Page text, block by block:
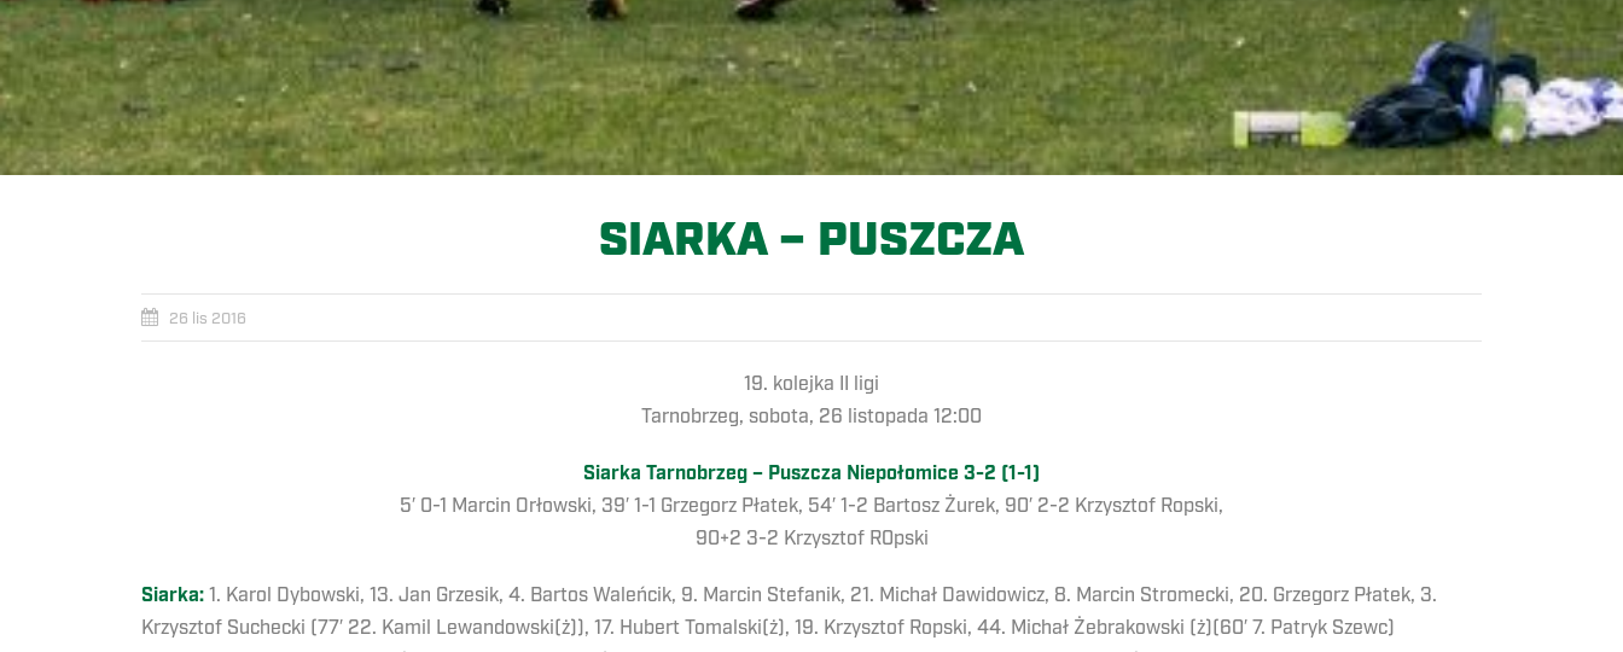
SIARKA – PUSZCZA
26 lis 2016
19. kolejka II ligi
Tarnobrzeg, sobota, 26 listopada 12:00
Siarka Tarnobrzeg – Puszcza Niepołomice 3-2 (1-1)
5′ 0-1 Marcin Orłowski, 39′ 1-1 Grzegorz Płatek, 54′ 1-2 Bartosz Żurek, 90′ 2-2 Krzysztof Ropski,
90+2 3-2 Krzysztof R0pski
Siarka: 1. Karol Dybowski, 13. Jan Grzesik, 4. Bartos Waleńcik, 9. Marcin Stefanik, 21. Michał Dawidowicz, 8. Marcin Stromecki, 20. Grzegorz Płatek, 3.
Krzysztof Suchecki (77′ 22. Kamil Lewandowski(ż)), 17. Hubert Tomalski(ż), 19. Krzysztof Ropski, 44. Michał Żebrakowski (ż)(60′ 7. Patryk Szewc)